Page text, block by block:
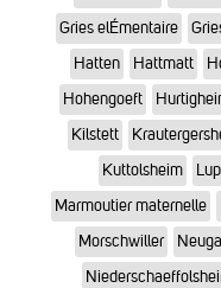
Gries elÉmentaire
Hatten
Hattmatt
Hohengoeft
Kilstett
Kuttolsheim
Marmoutier maternelle
Morschwiller